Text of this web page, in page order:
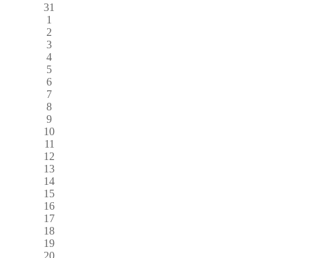
31
1
2
3
4
5
6
7
8
9
10
11
12
13
14
15
16
17
18
19
20